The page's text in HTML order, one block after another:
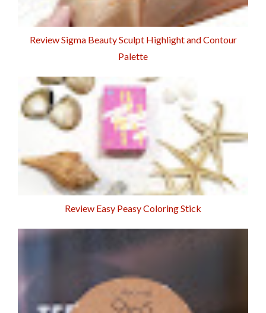
Review Sigma Beauty Sculpt Highlight and Contour
Palette
Review Easy Peasy Coloring Stick